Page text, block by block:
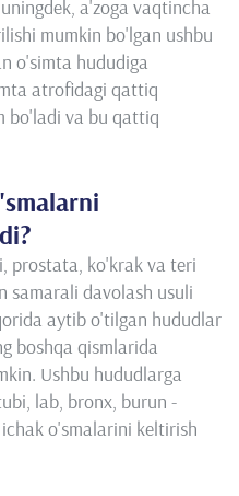
a'zoga vaqtincha
mumkin bo'lgan ushbu
o'simta hududiga
atrofidagi qattiq
bo'ladi va bu qattiq
prostata, ko'krak va teri
samarali davolash usuli
aytib o'tilgan hududlar
boshqa qismlarida
Ushbu hududlarga
lab, bronx, burun -
o'smalarini keltirish